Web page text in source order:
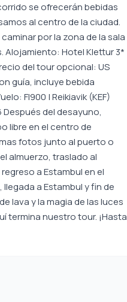
se ofrecerán bebidas
al centro de la ciudad.
por la zona de la sala
Alojamiento: Hotel Klettur 3*
del tour opcional: US
guía, incluye bebida
FI900 | Reikiavik (KEF)
Después del desayuno,
libre en el centro de
fotos junto al puerto o
almuerzo, traslado al
a Estambul en el
a Estambul y fin de
lava y la magia de las luces
termina nuestro tour. ¡Hasta